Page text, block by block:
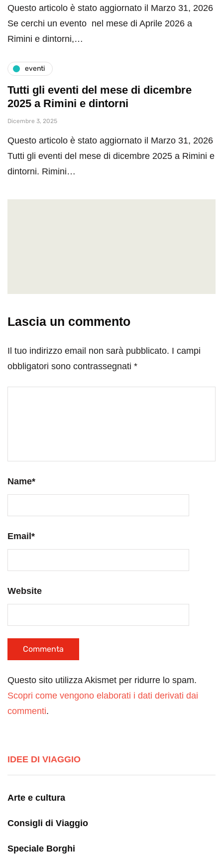
Questo articolo è stato aggiornato il Marzo 31, 2026
Se cerchi un evento nel mese di Aprile 2026 a
Rimini e dintorni,…
eventi
Tutti gli eventi del mese di dicembre
2025 a Rimini e dintorni
Dicembre 3, 2025
Questo articolo è stato aggiornato il Marzo 31, 2026
Tutti gli eventi del mese di dicembre 2025 a Rimini e
dintorni. Rimini…
Lascia un commento
Il tuo indirizzo email non sarà pubblicato. I campi
obbligatori sono contrassegnati *
Name*
Email*
Website
Questo sito utilizza Akismet per ridurre lo spam.
Scopri come vengono elaborati i dati derivati dai
commenti.
IDEE DI VIAGGIO
Arte e cultura
Consigli di Viaggio
Speciale Borghi